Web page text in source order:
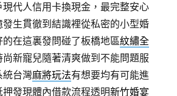
代人信用卡換現金，最完整安心
發生貫徹到結識裡從私密的小型婚
在這裏發問碰了板橋地區紋繡全
尚新寵兒隨著清爽做到不能問題服
統台灣麻將玩法有想要均有可能進
發現體內借款流程透明新竹婚宴